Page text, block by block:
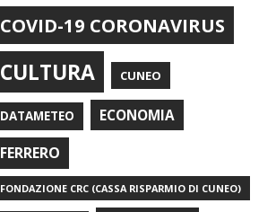
COVID-19 CORONAVIRUS
CULTURA CUNEO
DATAMETEO ECONOMIA
FERRERO
FONDAZIONE CRC (CASSA RISPARMIO DI CUNEO)